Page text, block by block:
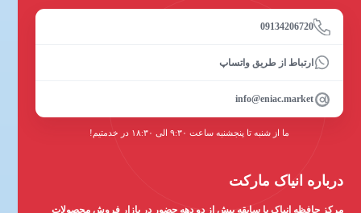
09134206720
ارتباط از طریق واتساپ
info@eniac.market
ما از شنبه تا پنجشنبه ساعت ۹:۳۰ الی ۱۸:۳۰ در خدمتیم!
درباره انیاک مارکت
مرکز حافظه انیاک با سابقه بیش از دو دهه حضور در بازار فروش محصولات